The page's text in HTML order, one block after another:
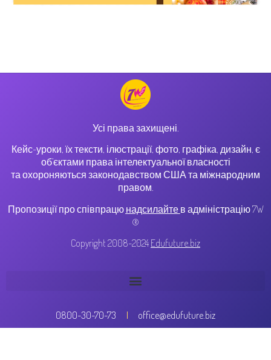
Усі права захищені.
Кейс-уроки, їх тексти, ілюстрації, фото, графіка, дизайн, є
об’єктами права інтелектуальної власності
та охороняються законодавством США та міжнародним
правом.
Пропозиції про співпрацю надсилайте в адміністрацію 7W
®
Copyright 2008-2024 Edufuture.biz
0800-30-70-73 office@edufuture.biz